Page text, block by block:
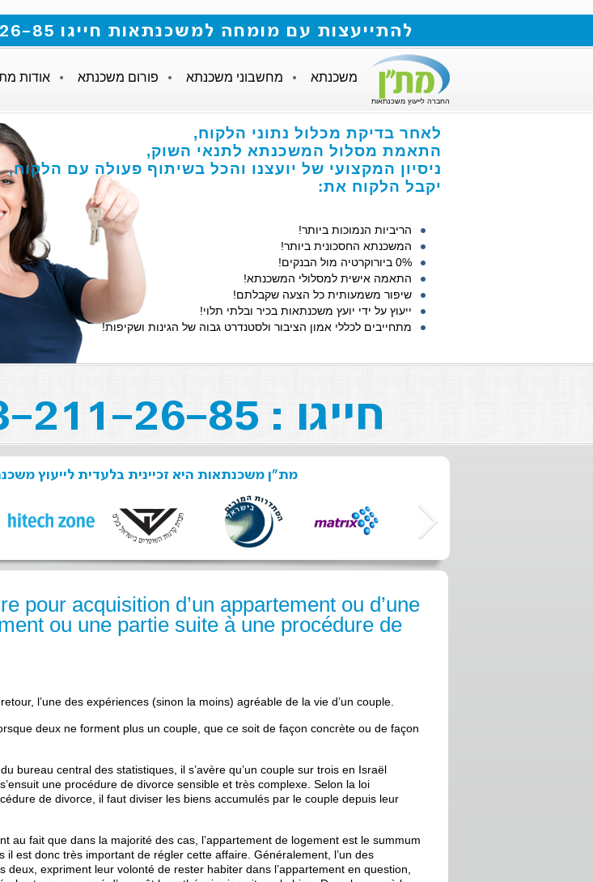
להתייעצות עם מומחה למשכנתאות חייגו 073-211-26-85 או מלאו את הטופס
החברה לייעוץ משכנתאות
משכנתא מחשבוני משכנתא פורום משכנתא אודות
לאחר בדיקת מכלול נתוני הלקוח,
התאמת מסלול המשכנתא לתנאי השוק,
ניסיון המקצועי של יועצנו והכל בשיתוף פעולה עם הלקוח,
יקבל הלקוח את:
הריביות הנמוכות ביותר!
המשכנתא החסכונית ביותר!
0% ביורוקרטיה מול הבנקים!
התאמה אישית למסלולי המשכנתא!
שיפור משמעותית כל הצעה שקבלתם!
ייעוץ על ידי יועץ משכנתאות בכיר ובלתי תלוי!
מתחייבים לכללי אמון הציבור ולסטנדרט גבוה של הגינות ושקיפות!
חייגו : 073-211-26-85
מת"ן משכנתאות היא זכיינית בלעדית לייעוץ
pour acquisition d’un appartement ou d’une
ou une partie suite à une procédure de
l’une des expériences (sinon la moins) agréable de la vie d’un couple.
deux ne forment plus un couple, que ce soit de façon concrète ou de façon
bureau central des statistiques, il s’avère qu’un couple sur trois en Israël
une procédure de divorce sensible et très complexe. Selon la loi
de divorce, il faut diviser les biens accumulés par le couple depuis leur
au fait que dans la majorité des cas, l’appartement de logement est le summum
il est donc très important de régler cette affaire. Généralement, l’un des
deux, expriment leur volonté de rester habiter dans l’appartement en question,